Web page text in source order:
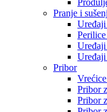
Pranje i
Uređaji
Uređaji
Uređaji
Pribor
Pribor
Pribor